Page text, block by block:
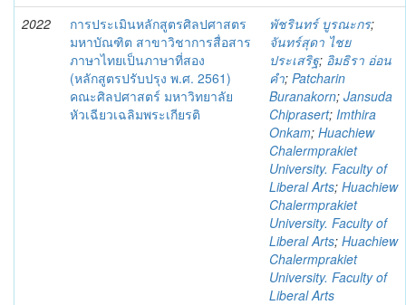
2022
การประเมินหลักสูตรศิลปศาสตร
มหาบัณฑิต สาขาวิชาการสื่อสาร
ภาษาไทยเป็นภาษาที่สอง
(หลักสูตรปรับปรุง พ.ศ. 2561)
คณะศิลปศาสตร์ มหาวิทยาลัย
หัวเฉียวเฉลิมพระเกียรติ
พัชรินทร์ บูรณะกร;
จันทร์สุดา ไชย
ประเสริฐ; อิมธิรา อ่อน
คำ; Patcharin
Buranakorn; Jansuda
Chiprasert; Imthira
Onkam; Huachiew
Chalermprakiet
University. Faculty of
Liberal Arts; Huachiew
Chalermprakiet
University. Faculty of
Liberal Arts; Huachiew
Chalermprakiet
University. Faculty of
Liberal Arts